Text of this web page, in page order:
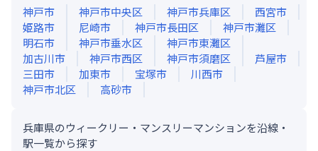
神戸市
神戸市中央区 神戸市兵庫区
西宮市
姫路市
尼崎市 神戸市長田区
神戸市灘区
明石市
神戸市垂水区
神戸市東灘区
加古川市
神戸市西区 神戸市須磨区
芦屋市
三田市
加東市 宝塚市
川西市
神戸市北区
高砂市
兵庫県のウィークリー・マンスリーマンションを沿線・
駅一覧から探す